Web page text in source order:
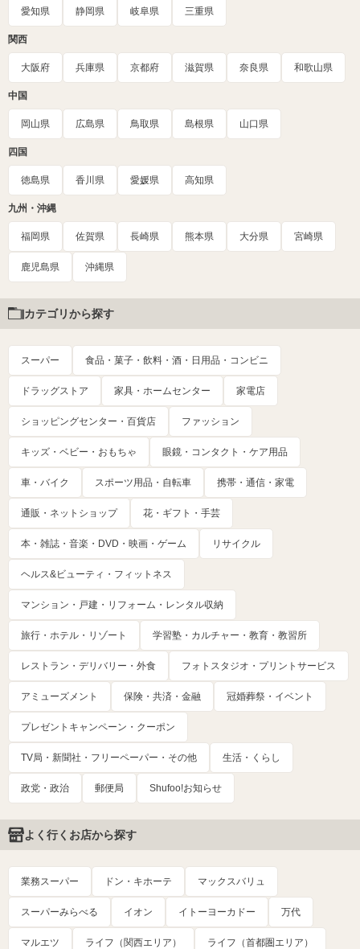
愛知県 静岡県 岐阜県 三重県
関西
大阪府 兵庫県 京都府 滋賀県 奈良県 和歌山県
中国
岡山県 広島県 鳥取県 島根県 山口県
四国
徳島県 香川県 愛媛県 高知県
九州・沖縄
福岡県 佐賀県 長崎県 熊本県 大分県 宮崎県
鹿児島県 沖縄県
カテゴリから探す
スーパー 食品・菓子・飲料・酒・日用品・コンビニ
ドラッグストア 家具・ホームセンター 家電店
ショッピングセンター・百貨店 ファッション
キッズ・ベビー・おもちゃ 眼鏡・コンタクト・ケア用品
車・バイク スポーツ用品・自転車 携帯・通信・家電
通販・ネットショップ 花・ギフト・手芸
本・雑誌・音楽・DVD・映画・ゲーム リサイクル
ヘルス&ビューティ・フィットネス
マンション・戸建・リフォーム・レンタル収納
旅行・ホテル・リゾート 学習塾・カルチャー・教育・教習所
レストラン・デリバリー・外食 フォトスタジオ・プリントサービス
アミューズメント 保険・共済・金融 冠婚葬祭・イベント
プレゼントキャンペーン・クーポン
TV局・新聞社・フリーペーパー・その他 生活・くらし
政党・政治 郵便局 Shufoo!お知らせ
よく行くお店から探す
業務スーパー ドン・キホーテ マックスバリュ
スーパーみらべる イオン イトーヨーカドー 万代
マルエツ ライフ（関西エリア） ライフ（首都圏エリア）